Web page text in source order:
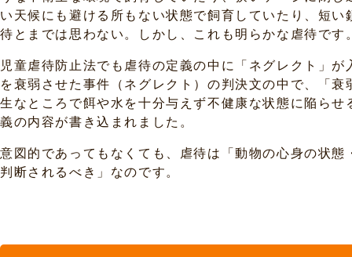
い天候にも避ける所もない状態で飼育していたり、短
待とまでは思わない。しかし、これも明らかな虐待です
児童虐待防止法でも虐待の定義の中に「ネグレクト」
を衰弱させた事件（ネグレクト）の判決文の中で、「
生なところで餌や水を十分与えず不健康な状態に陥ら
義の内容が書き込まれました。
意図的であってもなくても、虐待は「動物の心身の状
判断されるべき」なのです。